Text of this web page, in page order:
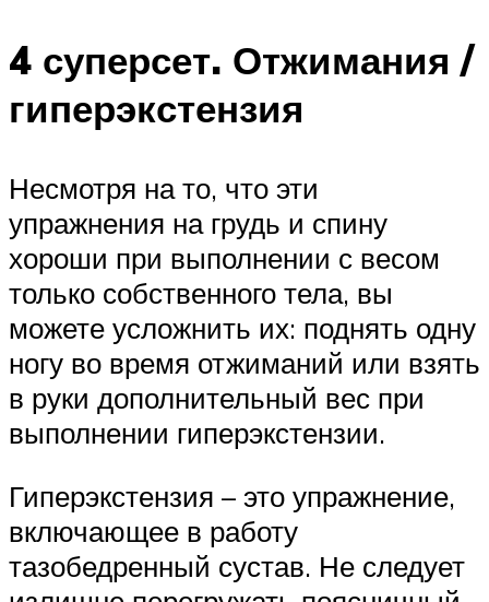
4 суперсет. Отжимания /
гиперэкстензия
Несмотря на то, что эти
упражнения на грудь и спину
хороши при выполнении с весом
только собственного тела, вы
можете усложнить их: поднять одну
ногу во время отжиманий или взять
в руки дополнительный вес при
выполнении гиперэкстензии.
Гиперэкстензия – это упражнение,
включающее в работу
тазобедренный сустав. Не следует